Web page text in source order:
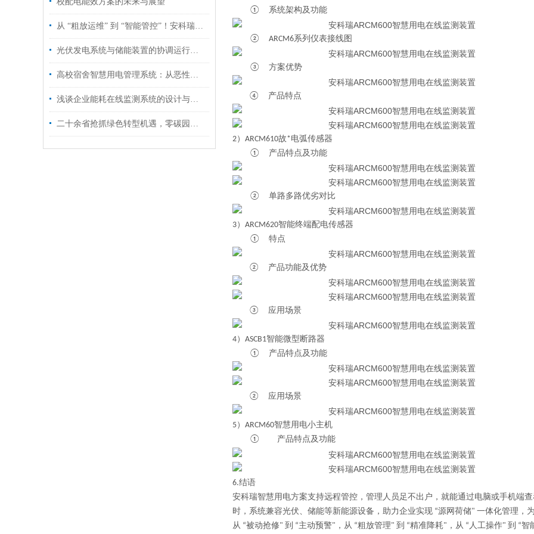
从 “粗放运维” 到 “智能管控”！安科瑞云平台赋能分布式光伏升级
光伏发电系统与储能装置的协调运行分析
高校宿舍智慧用电管理系统：从恶性负载识别到多场景能效优化
浅谈企业能耗在线监测系统的设计与应用
二十余省抢抓绿色转型机遇，零碳园区落地靠这套安科瑞综合方案
① 系统架构及功能
② ARCM6系列仪表接线图
③ 方案优势
④ 产品特点
2） ARCM610故*电弧传感器
① 产品特点及功能
② 单路多路优劣对比
3） ARCM620智能终端配电传感器
① 特点
② 产品功能及优势
③ 应用场景
4） ASCB1智能微型断路器
① 产品特点及功能
② 应用场景
5） ARCM60智慧用电小主机
①
产品特点及功能
6.结语
安科瑞智慧用电方案支持远程管控，管理人员足不出户，就能通过电脑或手机端
时，系统兼容光伏、储能等新能源设备，助力企业实现 “源网荷储" 一体化管理，
从 “被动抢修" 到 “主动预警"，从 “粗放管理" 到 “精准降耗"，从 “人工操作" 到 “